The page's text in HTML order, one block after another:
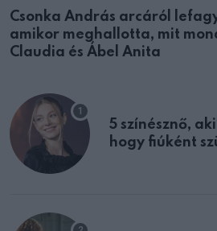
Csonka András arcáról
amikor meghallotta, mit
Claudia és Ábel Anita
5 színésznő,
hogy fiúként